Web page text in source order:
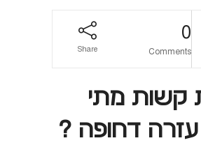
0
Comments
Share
קשות מתי
דחופה ?